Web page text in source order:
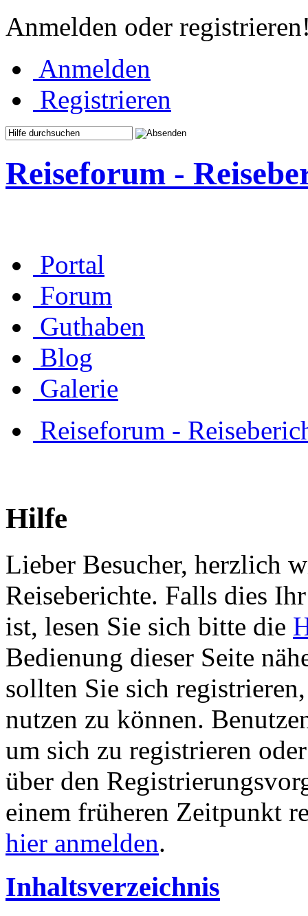
Anmelden oder
Anmelden
Registrieren
Reiseforum -
Portal
Forum
Guthaben
Blog
Galerie
Reiseforum -
Hilfe
Lieber Besucher, herzlich
Reiseberichte. Falls dies
ist, lesen Sie sich bitte die
Bedienung dieser Seite
sollten Sie sich
nutzen zu können.
um sich zu registrieren
über den
einem früheren Zeitpunkt
hier anmelden.
Inhaltsverzeichnis